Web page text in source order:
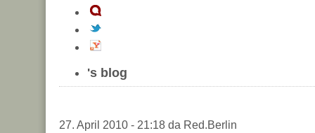
's blog
27. April 2010 - 21:18 da Red.Berlin